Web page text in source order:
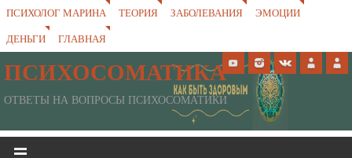
ПСИХОЛОГ МАРИНА ТЕОРИЯ ЗАБОЛЕВАНИЯ
ЭМОЦИИ
ДЕНЬГИ
ГЛАВНАЯ
ПСИХОСОМАТИКА
ОТВЕТЫ НА ВОПРОСЫ ПСИХОСОМАТИКИ